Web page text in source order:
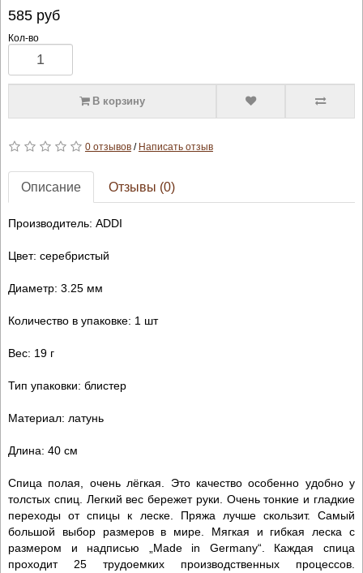
585руб
Кол-во
В корзину
0 отзывов/ Написать отзыв
Описание Отзывы (0)
Производитель: ADDI
Цвет: серебристый
Диаметр: 3.25 мм
Количество в упаковке: 1 шт
Вес: 19 г
Тип упаковки: блистер
Материал: латунь
Длина: 40 см
Спица полая, очень лёгкая. Это качество особенно удобно у
толстых спиц. Легкий вес бережет руки. Очень тонкие и гладкие
переходы от спицы к леске. Пряжа лучше скользит. Самый
большой выбор размеров в мире. Мягкая и гибкая леска с
размером и надписью „Made in Germany“. Каждая спица
проходит 25 трудоемких производственных процессов.